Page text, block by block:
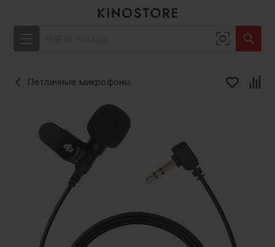
Петличные микрофоны